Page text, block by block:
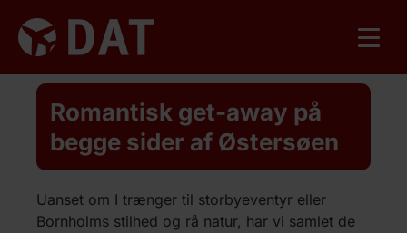
Romantisk get-away på
begge sider af Østersøen
Uanset om I trænger til storbyeventyr eller
Bornholms stilhed og rå natur, har vi samlet de